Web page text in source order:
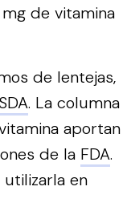
de vitamina
de lentejas,
. La columna
aportan
de la FDA.
en